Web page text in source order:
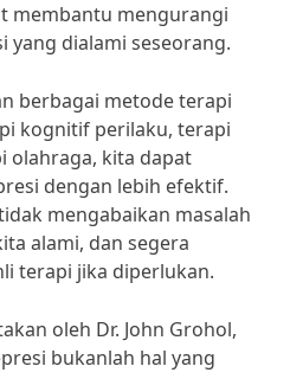
membantu mengurangi
yang dialami seseorang.
berbagai metode terapi
kognitif perilaku, terapi
olahraga, kita dapat
dengan lebih efektif.
mengabaikan masalah
alami, dan segera
terapi jika diperlukan.
oleh Dr. John Grohol,
bukanlah hal yang